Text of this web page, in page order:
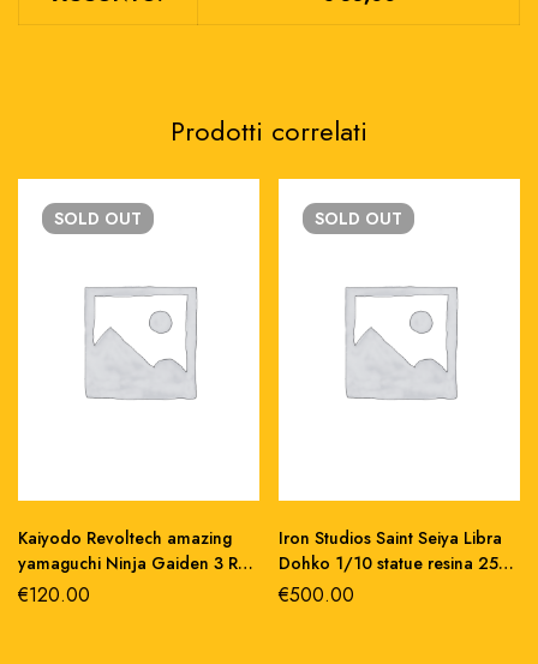
Prodotti correlati
SOLD OUT
Kaiyodo Revoltech amazing
yamaguchi Ninja Gaiden 3 Ryu
Hayabusa action figure
€120.00
SOLD OUT
Iron Studios Saint Seiya Libra
Dohko 1/10 statue resina 25
cm i Cavalieri dello Zodiaco
€500.00